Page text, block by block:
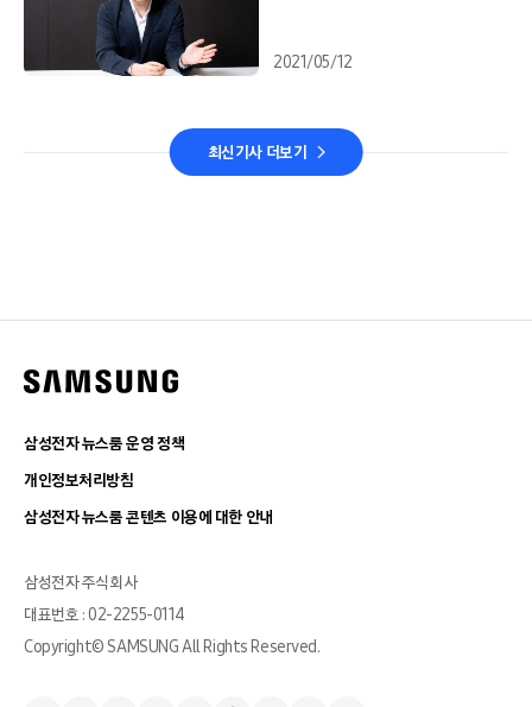
2021/05/12
최신기사 더보기
삼성전자 뉴스룸 운영 정책
개인정보처리방침
삼성전자 뉴스룸 콘텐츠 이용에 대한 안내
삼성전자 주식회사
대표번호 : 02-2255-0114
Copyright© SAMSUNG All Rights Reserved.